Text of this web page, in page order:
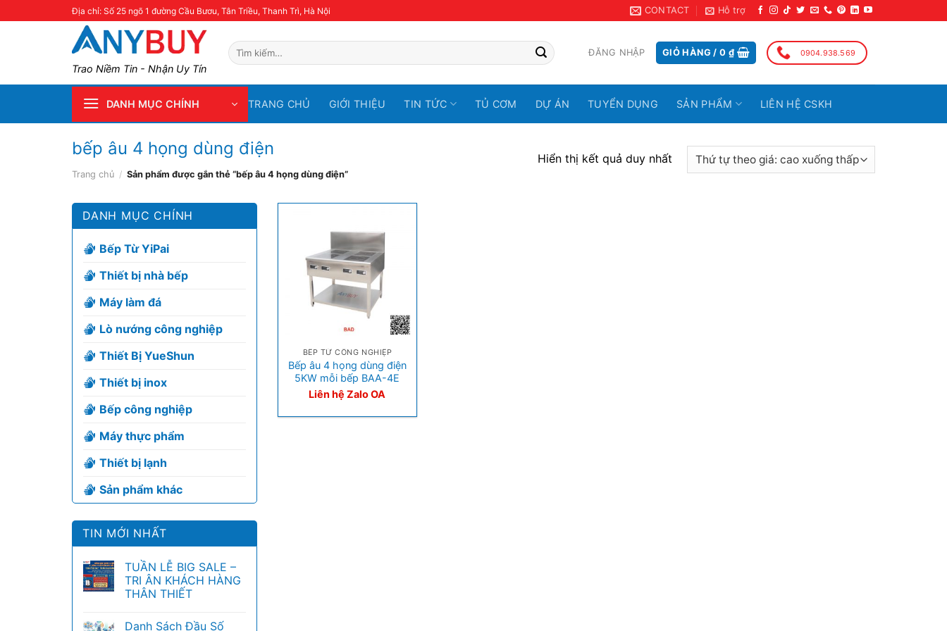
Địa chỉ: Số 25 ngõ 1 đường Cầu Bươu, Tân Triều, Thanh Trì, Hà Nội CONTACT Hỗ trợ
Trao Niềm Tin - Nhận Uy Tín
Tìm
kiếm:
ĐĂNG NHẬP GIỎ HÀNG /0 ₫ 0904.938.569
DANH MỤC CHÍNH TRANG CHỦ GIỚI THIỆU TIN TỨC TỦ CƠM DỰ ÁN TUYỂN DỤNG SẢN PHẨM LIÊN HỆ CSKH
bếp âu 4 họng dùng điện
Trang chủ / Sản phẩm được gắn thẻ “bếp âu 4 họng dùng điện”
Hiển thị kết quả duy nhất
DANH MỤC CHÍNH
Bếp Từ YiPai
Thiết bị nhà bếp
Máy làm đá
Lò nướng công nghiệp
Thiết Bị YueShun
Thiết bị inox
Bếp công nghiệp
Máy thực phẩm
Thiết bị lạnh
Sản phẩm khác
TIN MỚI NHẤT
TUẦN LỄ BIG SALE –
TRI ÂN KHÁCH HÀNG
THÂN THIẾT
Danh Sách Đầu Số
BẾP TỪ CÔNG NGHIỆP
Bếp âu 4 họng dùng điện
5KW mỗi bếp BAA-4E
Liên hệ Zalo OA